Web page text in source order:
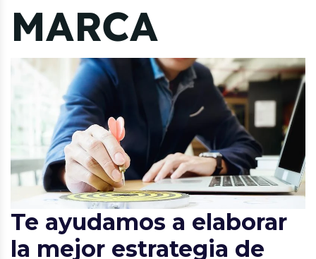
MARCA
Te ayudamos a elaborar
la mejor estrategia de